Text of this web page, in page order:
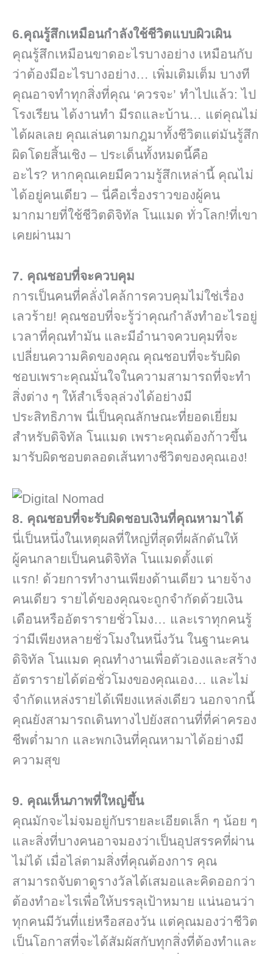
6.คุณรู้สึกเหมือนกำลังใช้ชีวิตแบบผิวเผิน
คุณรู้สึกเหมือนขาดอะไรบางอย่าง เหมือนกับ
ว่าต้องมีอะไรบางอย่าง… เพิ่มเติมเต็ม บางที
คุณอาจทำทุกสิ่งที่คุณ ‘ควรจะ’ ทำไปแล้ว: ไป
โรงเรียน ได้งานทำ มีรถและบ้าน… แต่คุณไม่
ได้ผลเลย คุณเล่นตามกฎมาทั้งชีวิตแต่มันรู้สึก
ผิดโดยสิ้นเชิง – ประเด็นทั้งหมดนี้คือ
อะไร? หากคุณเคยมีความรู้สึกเหล่านี้ คุณไม่
ได้อยู่คนเดียว – นี่คือเรื่องราวของผู้คน
มากมายที่ใช้ชีวิตดิจิทัล โนแมด ทั่วโลก!ที่เขา
เคยผ่านมา
7. คุณชอบที่จะควบคุม
การเป็นคนที่คลั่งไคล้การควบคุมไม่ใช่เรื่อง
เลวร้าย! คุณชอบที่จะรู้ว่าคุณกำลังทำอะไรอยู่
เวลาที่คุณทำมัน และมีอำนาจควบคุมที่จะ
เปลี่ยนความคิดของคุณ คุณชอบที่จะรับผิด
ชอบเพราะคุณมั่นใจในความสามารถที่จะทำ
สิ่งต่าง ๆ ให้สำเร็จลุล่วงได้อย่างมี
ประสิทธิภาพ นี่เป็นคุณลักษณะที่ยอดเยี่ยม
สำหรับดิจิทัล โนแมด เพราะคุณต้องก้าวขึ้น
มารับผิดชอบตลอดเส้นทางชีวิตของคุณเอง!
8. คุณชอบที่จะรับผิดชอบเงินที่คุณหามาได้
นี่เป็นหนึ่งในเหตุผลที่ใหญ่ที่สุดที่ผลักดันให้
ผู้คนกลายเป็นคนดิจิทัล โนแมดตั้งแต่
แรก! ด้วยการทำงานเพียงด้านเดียว นายจ้าง
คนเดียว รายได้ของคุณจะถูกจำกัดด้วยเงิน
เดือนหรืออัตรารายชั่วโมง… และเราทุกคนรู้
ว่ามีเพียงหลายชั่วโมงในหนึ่งวัน ในฐานะคน
ดิจิทัล โนแมด คุณทำงานเพื่อตัวเองและสร้าง
อัตรารายได้ต่อชั่วโมงของคุณเอง… และไม่
จำกัดแหล่งรายได้เพียงแหล่งเดียว นอกจากนี้
คุณยังสามารถเดินทางไปยังสถานที่ที่ค่าครอง
ชีพต่ำมาก และพกเงินที่คุณหามาได้อย่างมี
ความสุข
9. คุณเห็นภาพที่ใหญ่ขึ้น
คุณมักจะไม่จมอยู่กับรายละเอียดเล็ก ๆ น้อย ๆ
และสิ่งที่บางคนอาจมองว่าเป็นอุปสรรคที่ผ่าน
ไม่ได้ เมื่อไล่ตามสิ่งที่คุณต้องการ คุณ
สามารถจับตาดูรางวัลได้เสมอและคิดออกว่า
ต้องทำอะไรเพื่อให้บรรลุเป้าหมาย แน่นอนว่า
ทุกคนมีวันที่แย่หรือสองวัน แต่คุณมองว่าชีวิต
เป็นโอกาสที่จะได้สัมผัสกับทุกสิ่งที่ต้องทำและ